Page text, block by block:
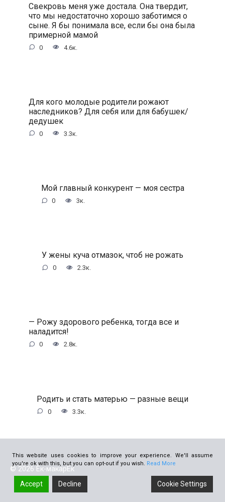
Свекровь меня уже достала. Она твердит,
что мы недостаточно хорошо заботимся о
сыне. Я бы понимала все, если бы она была
примерной мамой
0 4.6к.
Для кого молодые родители рожают
наследников? Для себя или для бабушек/
дедушек
0 3.3к.
Мой главный конкурент — моя сестра
0 3к.
У жены куча отмазок, чтоб не рожать
0 2.3к.
— Рожу здорового ребенка, тогда все и
наладится!
0 2.8к.
Родить и стать матерью — разные вещи
0 3.3к.
© 2026 Ёк-макарЁк
This website uses cookies to improve your experience. We'll assume
you're ok with this, but you can opt-out if you wish. Read More
Accept Decline Cookie Settings